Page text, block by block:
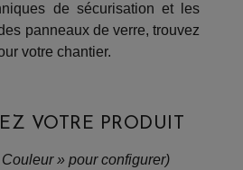
de sécurisation et les
panneaux de verre, trouvez
votre chantier.
VOTRE PRODUIT
» pour configurer)